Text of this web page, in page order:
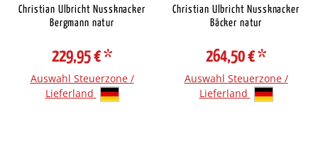
Christian Ulbricht Nussknacker
Bergmann natur
229,95 €*
Auswahl Steuerzone /
Lieferland
Christian Ulbricht Nussknacker
Bäcker natur
264,50 €*
Auswahl Steuerzone /
Lieferland